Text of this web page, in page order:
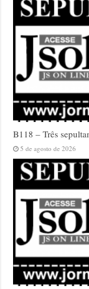
B118 – Três
5 de agosto de 2026